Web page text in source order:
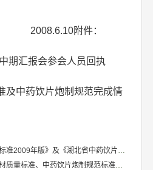
附件：
汇报会参会人员回执
中药饮片炮制规范完成情
版》及《湖北省中药饮片炮制规范2009年版》公示说明
中药饮片炮制规范标准编写工作中期汇报会的预备通知